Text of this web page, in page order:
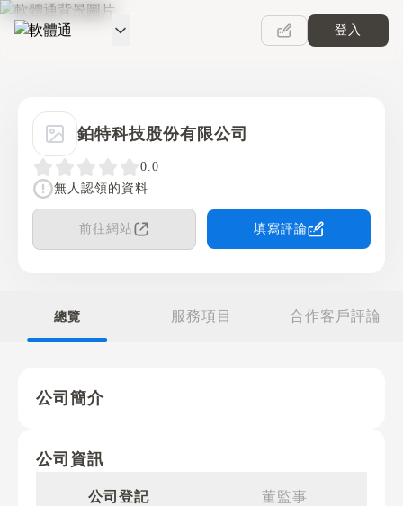
軟體通
登入
鉑特科技股份有限公司
0.0
無人認領的資料
前往網站 填寫評論
總覽 服務項目 合作客戶評論
公司簡介
公司資訊
公司登記 董監事